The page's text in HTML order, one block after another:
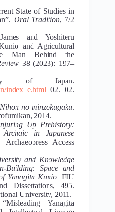
State of Studies in
Oral Tradition, 7/2
and Yoshiteru
and Agricultural
Man Behind the
38 (2023): 197–
of Japan.
index_e.html 02. 02.
no minzokugaku.
2014.
Up Prehistory:
in Japanese
Access
and Knowledge
Building: Space and
Yanagita Kunio. FIU
Dissertations, 495.
University, 2011.
Yanagita